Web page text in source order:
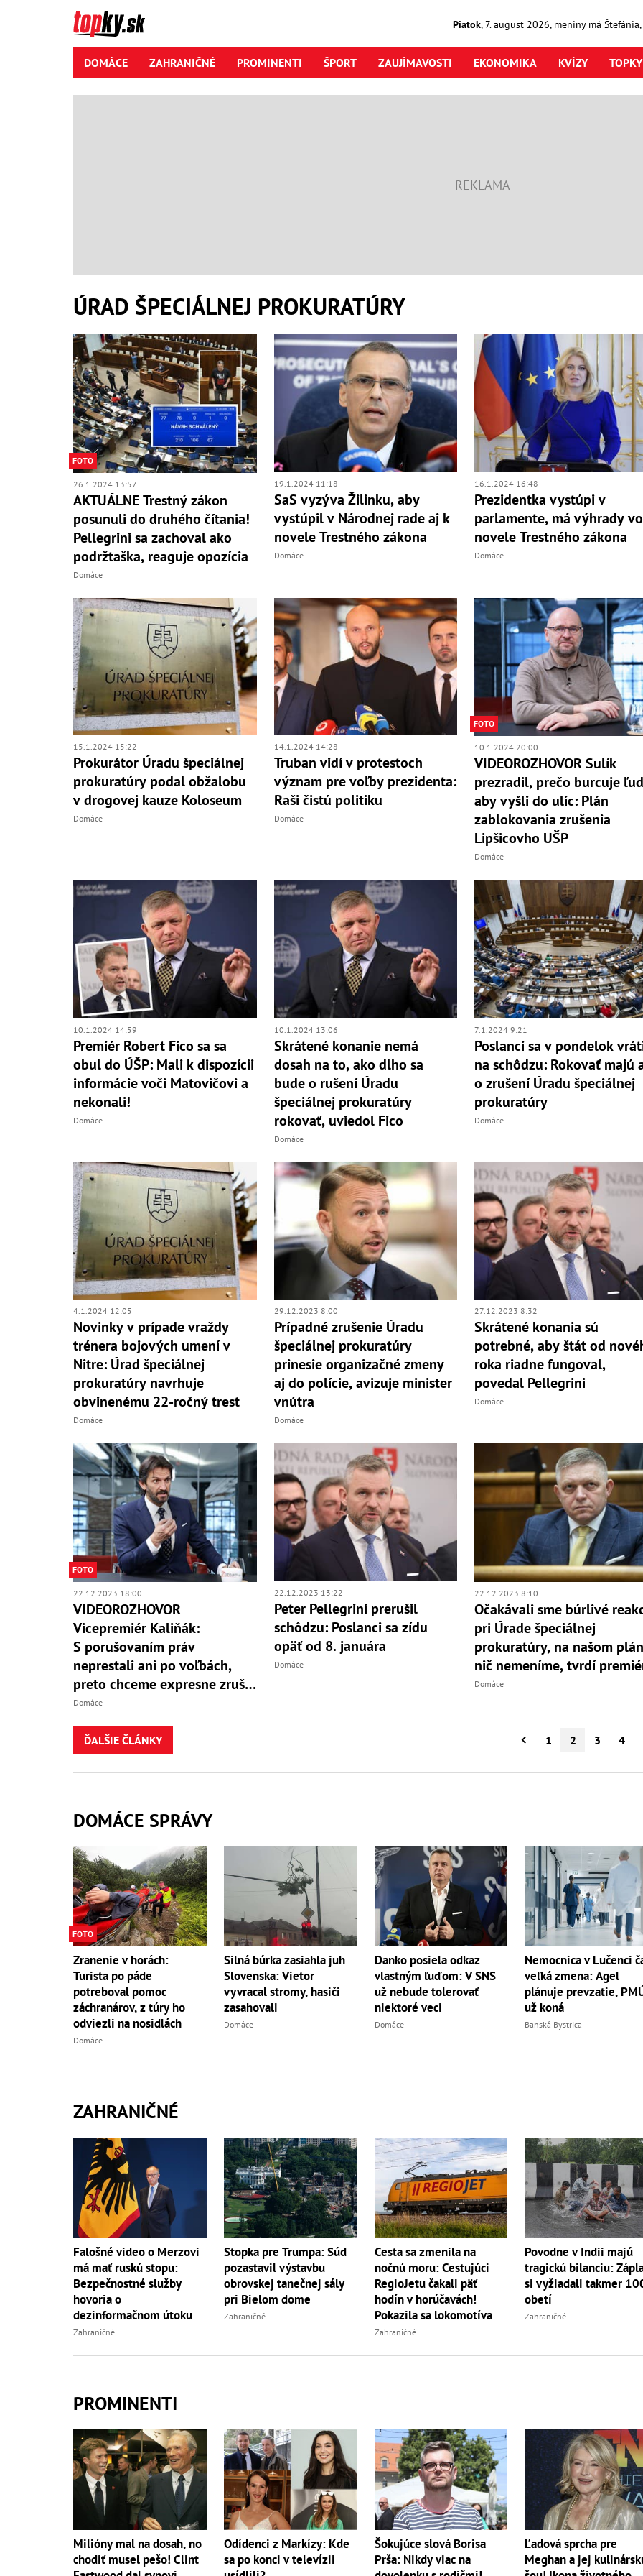
Piatok,7. august2026, meniny má Štefánia
DOMÁCE ZAHRANIČNÉ PROMINENTI ŠPORT ZAUJÍMAVOSTI EKONOMIKA KVÍZY
ÚRAD ŠPECIÁLNEJ PROKURATÚRY
FOTO
26.1.2024 13:57
AKTUÁLNE Trestný zákon
posunuli do druhého čítania!
Pellegrini sa zachoval ako
podržtaška, reaguje opozícia
Domáce
19.1.2024 11:18
SaS vyzýva Žilinku, aby
vystúpil v Národnej rade aj k
novele Trestného zákona
Domáce
16.1.2024 16:48
Prezidentka vystúpi v
parlamente, má výhrady
novele Trestného zákona
Domáce
15.1.2024 15:22
Prokurátor Úradu špeciálnej
prokuratúry podal obžalobu
v drogovej kauze Koloseum
Domáce
14.1.2024 14:28
Truban vidí v protestoch
význam pre voľby prezidenta:
Raši čistú politiku
Domáce
FOTO
10.1.2024 20:00
VIDEOROZHOVOR Sulík
prezradil, prečo burcuje
aby vyšli do ulíc: Plán
zablokovania zrušenia
Lipšicovho UŠP
Domáce
10.1.2024 14:59
Premiér Robert Fico sa sa
obul do ÚŠP: Mali k dispozícii
informácie voči Matovičovi a
nekonali!
Domáce
10.1.2024 13:06
Skrátené konanie nemá
dosah na to, ako dlho sa
bude o rušení Úradu
špeciálnej prokuratúry
rokovať, uviedol Fico
Domáce
7.1.2024 9:21
Poslanci sa v pondelok
na schôdzu: Rokovať majú
o zrušení Úradu špeciálnej
prokuratúry
Domáce
4.1.2024 12:05
Novinky v prípade vraždy
trénera bojových umení v
Nitre: Úrad špeciálnej
prokuratúry navrhuje
obvinenému 22-ročný trest
Domáce
29.12.2023 8:00
Prípadné zrušenie Úradu
špeciálnej prokuratúry
prinesie organizačné zmeny
aj do polície, avizuje minister
vnútra
Domáce
27.12.2023 8:32
Skrátené konania sú
potrebné, aby štát od
roka riadne fungoval,
povedal Pellegrini
Domáce
FOTO
22.12.2023 18:00
VIDEOROZHOVOR
Vicepremiér Kaliňák:
S porušovaním práv
neprestali ani po voľbách,
preto chceme expresne zrušiť
Lipšicov úrad
Domáce
22.12.2023 13:22
Peter Pellegrini prerušil
schôdzu: Poslanci sa zídu
opäť od 8. januára
Domáce
22.12.2023 8:10
Očakávali sme búrlivé
pri Úrade špeciálnej
prokuratúry, na našom
nič nemeníme, tvrdí
Domáce
ĎALŠIE ČLÁNKY 1 2 3 4
DOMÁCE SPRÁVY
FOTO
Zranenie v horách:
Turista po páde
potreboval pomoc
záchranárov, z túry ho
odviezli na nosidlách
Domáce
Silná búrka zasiahla juh
Slovenska: Vietor
vyvracal stromy, hasiči
zasahovali
Domáce
Danko posiela odkaz
vlastným ľuďom: V SNS
už nebude tolerovať
niektoré veci
Domáce
Nemocnica v Lučenci
veľká zmena: Agel
plánuje prevzatie,
už koná
Banská Bystrica
ZAHRANIČNÉ
Falošné video o Merzovi
má mať ruskú stopu:
Bezpečnostné služby
hovoria o
dezinformačnom útoku
Zahraničné
Stopka pre Trumpa: Súd
pozastavil výstavbu
obrovskej tanečnej sály
pri Bielom dome
Zahraničné
Cesta sa zmenila na
nočnú moru: Cestujúci
RegioJetu čakali päť
hodín v horúčavách!
Pokazila sa lokomotíva
Zahraničné
Povodne v Indii majú
tragickú bilanciu:
si vyžiadali takmer
obetí
Zahraničné
PROMINENTI
Milióny mal na dosah, no
chodiť musel pešo! Clint
Odídenci z Markízy: Kde
sa po konci v televízii
Šokujúce slová Borisa
Prša: Nikdy viac na
Ľadová sprcha pre
Meghan a jej